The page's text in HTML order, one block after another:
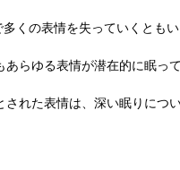
くの表情を失っていくともい
らゆる表情が潜在的に眠って
れた表情は、深い眠りにつ